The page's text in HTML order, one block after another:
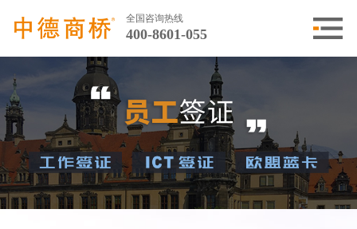
全国咨询热线
400-8601-055